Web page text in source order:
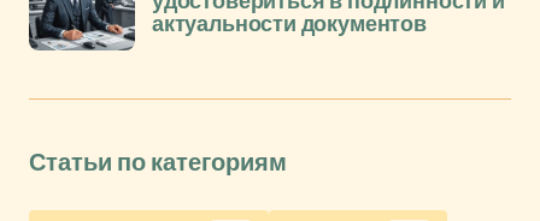
актуальности документов
Статьи по категориям